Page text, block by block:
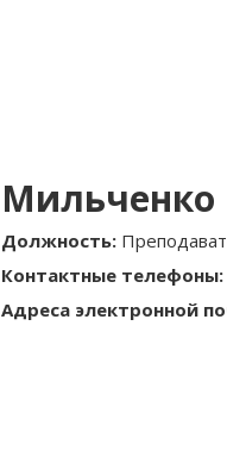
Мильченко
Должность:
Контактные телефоны:
Адреса электронной